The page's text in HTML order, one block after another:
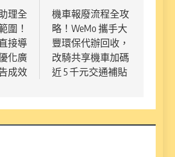
理全
圍！
接導
化廣
成效
機車報廢流程全攻
略！WeMo 攜手大
豐環保代辦回收，
改騎共享機車加碼
近 5 千元交通補貼